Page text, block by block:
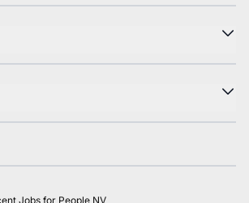
Jobs for People NV